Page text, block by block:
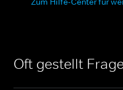
Oft gestellt